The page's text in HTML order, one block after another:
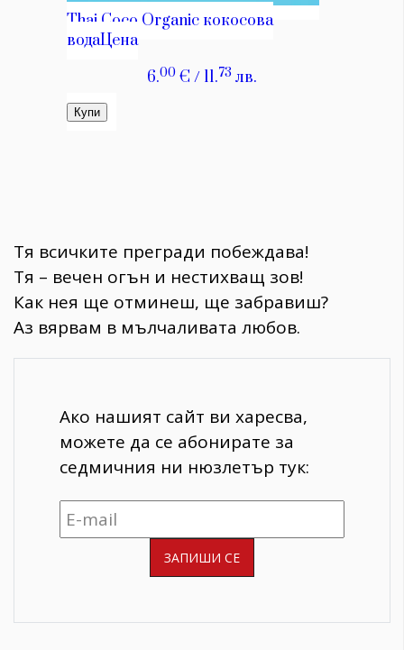
Тя всичките прегради побеждава!
Тя – вечен огън и нестихващ зов!
Как нея ще отминеш, ще забравиш?
Аз вярвам в мълчаливата любов.
Ако нашият сайт ви харесва,
можете да се абонирате за
седмичния ни нюзлетър тук: